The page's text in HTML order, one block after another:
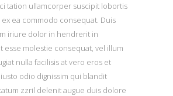
tation ullamcorper suscipit lobortis
ea commodo consequat. Duis
iriure dolor in hendrerit in
esse molestie consequat, vel illum
nulla facilisis at vero eros et
odio dignissim qui blandit
zzril delenit augue duis dolore